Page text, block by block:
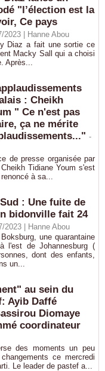
"l’élection est la
Ce pays
2023 |
Hanne Abou
Diaz a fait une sortie ce
Macky Sall qui a choisi
Après...
: Cheikh
" Ce n'est pas
ça ne mérite
-
de presse organisée par
Tidiane Youm s'est
à sa...
: Une fuite de
bidonville fait 24
2023 |
Hanne Abou
une quarantaine
l'est de Johannesburg (
dont des enfants,
un...
au sein du
Ayib Daffé
Diomaye
coordinateur
des moments un peu
ce mercredi
Le leader de pastef a...